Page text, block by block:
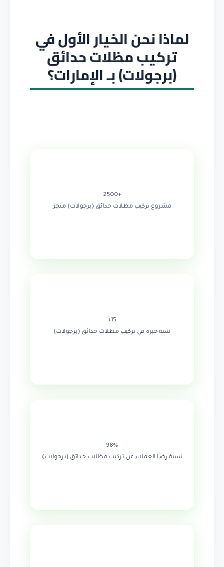
لماذا نحن الخيار الأول في
تركيب مظلات حدائق
(برجولات) بـ الإمارات؟
+2500
مشروع تركيب مظلات حدائق (برجولات) منجز
15+
سنة خبرة في تركيب مظلات حدائق (برجولات)
98%
نسبة رضا العملاء عن تركيب مظلات حدائق (برجولات)